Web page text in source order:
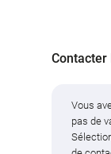
Contacter
Vous
pas de